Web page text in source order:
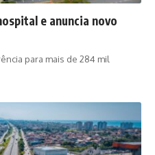
e anuncia novo
para mais de 284 mil